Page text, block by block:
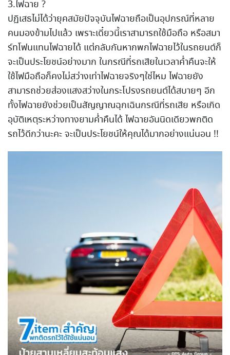
3.ไฟฉาย ?
ปฏิเสธไม่ได้ว่ายุคสมัยปัจจุบันไฟฉายถือเป็นอุปกรณ์ที่หลาย
คนมองข้ามไปแล้ว เพราะเดี๋ยวนี้เราสามารถใช้มือถือ หรือสมา
ร์ทโฟนแทนไฟฉายได้ แต่กลับกันหากพกไฟฉายไว้ในรถยนต์ก็
จะเป็นประโยชน์อย่างมาก ในกรณีที่รถเสียในเวลาค่ำคืนจะให้
ใช้ไฟมือถือก็คงไม่สว่างเท่าไฟฉายจริงๆใช่ไหม ไฟฉายยัง
สามารถช่วยส่องแสงสว่างในกระโปรงรถยนต์ได้สบายๆ อีก
ทั้งไฟฉายยังช่วยเป็นสัญญาณฉุกเฉินกรณีที่รถเสีย หรือเกิด
อุบัติเหตุระหว่างทางยามค่ำคืนได้ ไฟฉายอันนิดเดียวพกติด
รถไว้ดีกว่านะคะ จะเป็นประโยชน์ให้คุณได้มากอย่างแน่นอน !!